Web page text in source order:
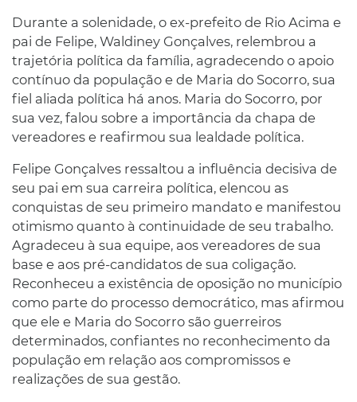
Durante a solenidade, o ex-prefeito de Rio Acima e
pai de Felipe, Waldiney Gonçalves, relembrou a
trajetória política da família, agradecendo o apoio
contínuo da população e de Maria do Socorro, sua
fiel aliada política há anos. Maria do Socorro, por
sua vez, falou sobre a importância da chapa de
vereadores e reafirmou sua lealdade política.
Felipe Gonçalves ressaltou a influência decisiva de
seu pai em sua carreira política, elencou as
conquistas de seu primeiro mandato e manifestou
otimismo quanto à continuidade de seu trabalho.
Agradeceu à sua equipe, aos vereadores de sua
base e aos pré-candidatos de sua coligação.
Reconheceu a existência de oposição no município
como parte do processo democrático, mas afirmou
que ele e Maria do Socorro são guerreiros
determinados, confiantes no reconhecimento da
população em relação aos compromissos e
realizações de sua gestão.